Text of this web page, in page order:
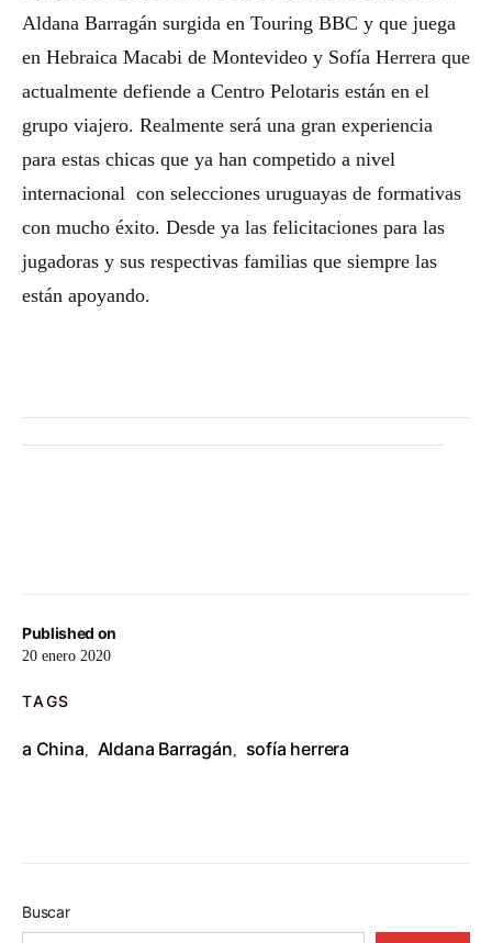
Published on
20 enero 2020
TAGS
a China Aldana Barragán sofía herrera
Aldana Barragán surgida en Touring BBC y que juega
en Hebraica Macabi de Montevideo y Sofía Herrera que
actualmente defiende a Centro Pelotaris están en el
grupo viajero. Realmente será una gran experiencia
para estas chicas que ya han competido a nivel
internacional con selecciones uruguayas de formativas
con mucho éxito. Desde ya las felicitaciones para las
jugadoras y sus respectivas familias que siempre las
están apoyando.
Buscar